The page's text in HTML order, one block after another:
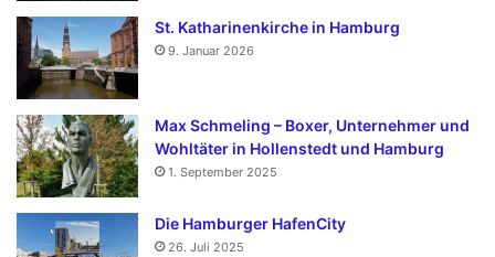
St. Katharinenkirche in Hamburg
9. Januar 2026
Max Schmeling – Boxer, Unternehmer und
Wohltäter in Hollenstedt und Hamburg
1. September 2025
Die Hamburger HafenCity
26. Juli 2025